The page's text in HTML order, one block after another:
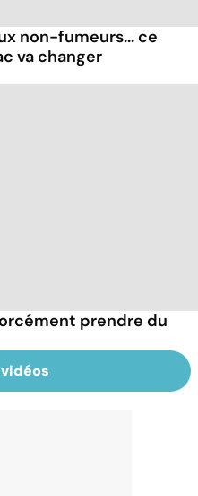
non-fumeurs... ce
va changer
prendre du